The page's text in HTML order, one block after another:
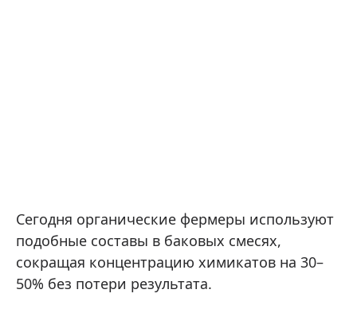
Сегодня органические фермеры используют
подобные составы в баковых смесях,
сокращая концентрацию химикатов на 30–
50% без потери результата.